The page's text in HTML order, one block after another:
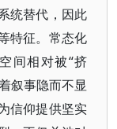
统替代，因此
特征。常态化
间相对被“挤
叙事隐而不显
信仰提供坚实